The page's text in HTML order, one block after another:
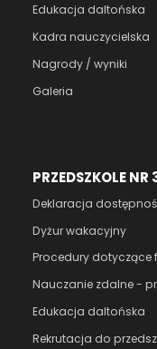
Edukacja daltońska
Kadra nauczycielska
Nagrody / wyniki
Galeria
PRZEDSZKOLE NR
Deklaracja
Dyżur wakacyjny
Procedury dotyczące
Nauczanie zdalne -
Edukacja daltońska
Rekrutacja do